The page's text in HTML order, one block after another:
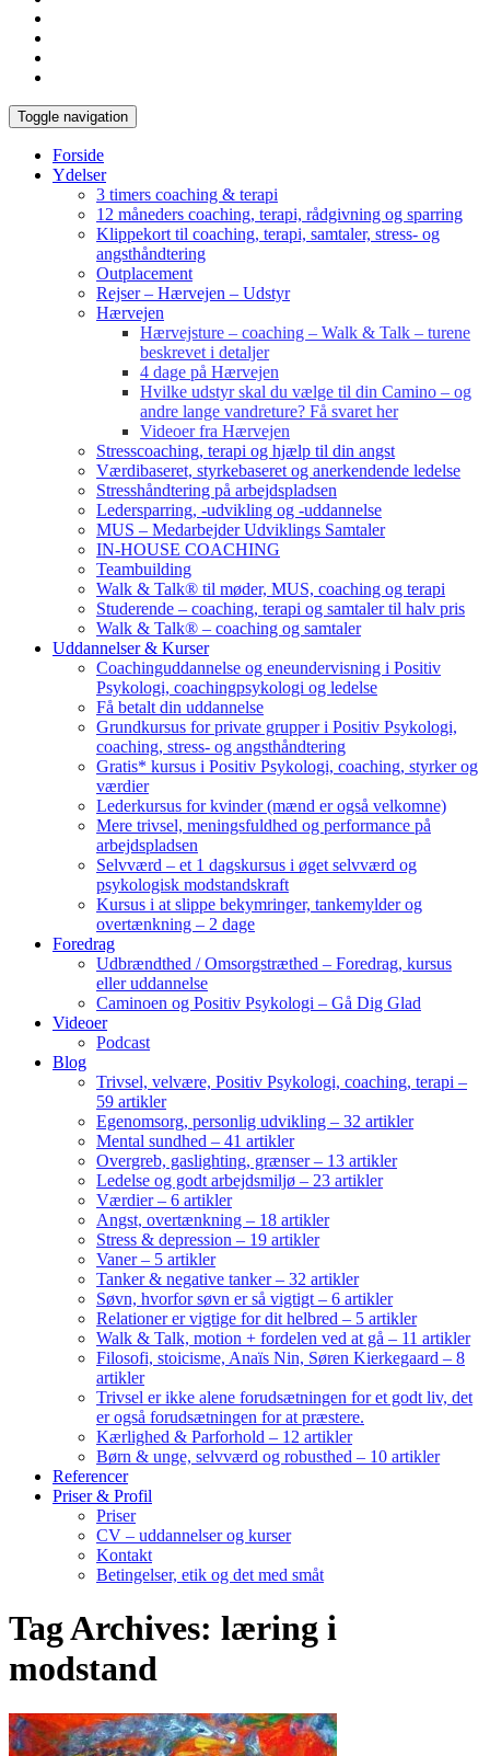
Toggle navigation
Forside
Ydelser
3 timers coaching & terapi
12 måneders coaching, terapi, rådgivning og sparring
Klippekort til coaching, terapi, samtaler, stress- og
angsthåndtering
Outplacement
Rejser – Hærvejen – Udstyr
Hærvejen
Hærvejsture – coaching – Walk & Talk – turene
beskrevet i detaljer
4 dage på Hærvejen
Hvilke udstyr skal du vælge til din Camino – og
andre lange vandreture? Få svaret her
Videoer fra Hærvejen
Stresscoaching, terapi og hjælp til din angst
Værdibaseret, styrkebaseret og anerkendende ledelse
Stresshåndtering på arbejdspladsen
Ledersparring, -udvikling og -uddannelse
MUS – Medarbejder Udviklings Samtaler
IN-HOUSE COACHING
Teambuilding
Walk & Talk® til møder, MUS, coaching og terapi
Studerende – coaching, terapi og samtaler til halv pris
Walk & Talk® – coaching og samtaler
Uddannelser & Kurser
Coachinguddannelse og eneundervisning i Positiv
Psykologi, coachingpsykologi og ledelse
Få betalt din uddannelse
Grundkursus for private grupper i Positiv Psykologi,
coaching, stress- og angsthåndtering
Gratis* kursus i Positiv Psykologi, coaching, styrker og
værdier
Lederkursus for kvinder (mænd er også velkomne)
Mere trivsel, meningsfuldhed og performance på
arbejdspladsen
Selvværd – et 1 dagskursus i øget selvværd og
psykologisk modstandskraft
Kursus i at slippe bekymringer, tankemylder og
overtænkning – 2 dage
Foredrag
Udbrændthed / Omsorgstræthed – Foredrag, kursus
eller uddannelse
Caminoen og Positiv Psykologi – Gå Dig Glad
Videoer
Podcast
Blog
Trivsel, velvære, Positiv Psykologi, coaching, terapi –
59 artikler
Egenomsorg, personlig udvikling – 32 artikler
Mental sundhed – 41 artikler
Overgreb, gaslighting, grænser – 13 artikler
Ledelse og godt arbejdsmiljø – 23 artikler
Værdier – 6 artikler
Angst, overtænkning – 18 artikler
Stress & depression – 19 artikler
Vaner – 5 artikler
Tanker & negative tanker – 32 artikler
Søvn, hvorfor søvn er så vigtigt – 6 artikler
Relationer er vigtige for dit helbred – 5 artikler
Walk & Talk, motion + fordelen ved at gå – 11 artikler
Filosofi, stoicisme, Anaïs Nin, Søren Kierkegaard – 8
artikler
Trivsel er ikke alene forudsætningen for et godt liv, det
er også forudsætningen for at præstere.
Kærlighed & Parforhold – 12 artikler
Børn & unge, selvværd og robusthed – 10 artikler
Referencer
Priser & Profil
Priser
CV – uddannelser og kurser
Kontakt
Betingelser, etik og det med småt
Tag Archives: læring i
modstand